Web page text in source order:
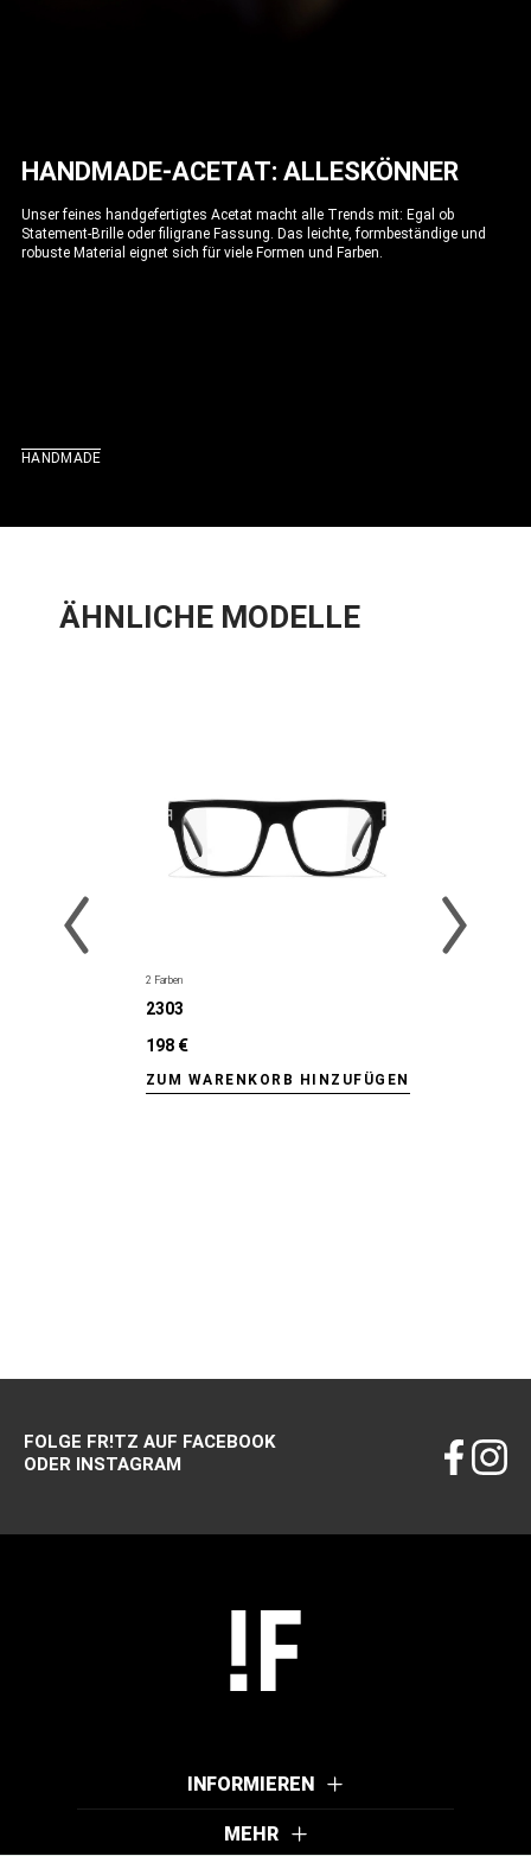
HANDMADE-ACETAT: ALLESKÖNNER
Unser feines handgefertigtes Acetat macht alle Trends mit: Egal ob
Statement-Brille oder filigrane Fassung. Das leichte, formbeständige und
robuste Material eignet sich für viele Formen und Farben.
HANDMADE
ÄHNLICHE MODELLE
2 Farben
2303
198 €
ZUM WARENKORB HINZUFÜGEN
FOLGE FR!TZ AUF FACEBOOK
ODER INSTAGRAM
INFORMIEREN
MEHR